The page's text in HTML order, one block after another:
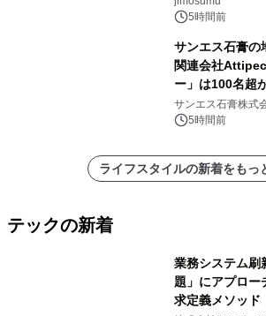
5時間前
サンエス石膏
関連会社
ー」は100名超
れました。
サンエス石膏株式
5時間前
ライフスタイルの新着をもっ
テックの新着
業務システム刷
題」にアプロー
求定義メソッド